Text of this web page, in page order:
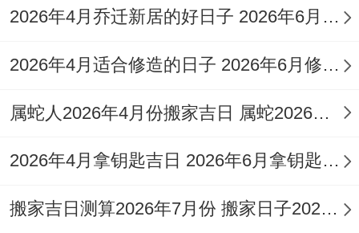
本事赚大钱的能力杠杠的。他们敢碰那些风
险高但回报也高的投资和买卖，最后兜里能
有计划，理财投资也有一套自己的章法。
说白了，丙戌日癸巳时生的人身上有股子打
2026年4月乔迁新居的好日子 2026年6月乔迁入宅最好的日子
2026年4月适合修造的日子 2026年6月修造吉日
属蛇人2026年4月份搬家吉日 属蛇2026年4月最佳乔迁日期
2026年4月拿钥匙吉日 2026年6月拿钥匙的日子
搬家吉日测算2026年7月份 搬家日子2026年6月黄道吉日